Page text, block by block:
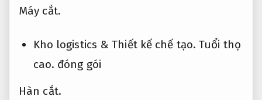
Máy cắt.
Kho logistics &Thiết kế chế tạo. Tuổi thọ
cao. đóng gói
Hàn cắt.